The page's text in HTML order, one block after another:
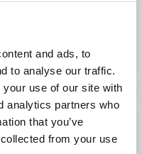
and ads, to
to analyse our traffic.
use of our site with
analytics partners who
that you’ve
from your use
& vackra